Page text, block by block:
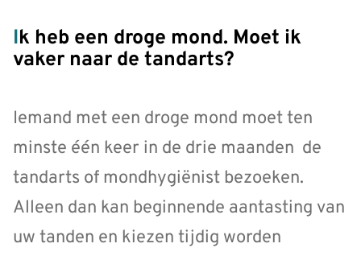
Ik heb een droge mond. Moet ik
vaker naar de tandarts?
Iemand met een droge mond moet ten
minste één keer in de drie maanden de
tandarts of mondhygiënist bezoeken.
Alleen dan kan beginnende aantasting van
uw tanden en kiezen tijdig worden